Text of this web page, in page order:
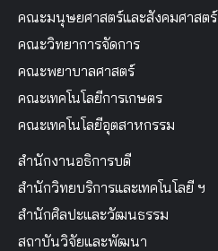
คณะมนุษยศาสตร์และสังคมศาสตร์
คณะวิทยาการจัดการ
คณะพยาบาลศาสตร์
คณะเทคโนโลยีการเกษตร
คณะเทคโนโลยีอุตสาหกรรม
สำนักงานอธิการบดี
สำนักวิทยบริการและเทคโนโลยี ฯ
สำนักศิลปะและวัฒนธรรม
สถาบันวิจัยและพัฒนา